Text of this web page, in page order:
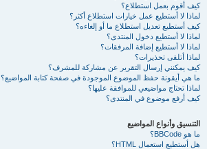
كيف أقوم بعمل استطلاع؟
لماذا لا أستطيع عمل خيارات استطلاع أكثر؟
كيف أستطيع تعديل استطلاع ما أو إلغاءه؟
لماذا لا أستطيع دخول المنتدى؟
لماذا لا أستطيع إضافة المرفقات؟
لماذا أتلقى تحذيرات؟
كيف يمكنني إرسال التقرير عن مشاركة للمشرف؟
ما هي أيقونة حفظ الموضوع الموجودة في صفحة كتابة المواضيع؟
لماذا تحتاج مواضيعي للموافقة عليها؟
كيف أرفع موضوع في المنتدى؟
التنسيق وأنواع المواضيع
ما هو BBCode؟
هل أستطيع استعمال HTML؟